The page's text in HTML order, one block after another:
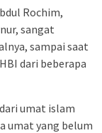
Rochim,
sangat
sampai saat
dari beberapa
umat islam
umat yang belum